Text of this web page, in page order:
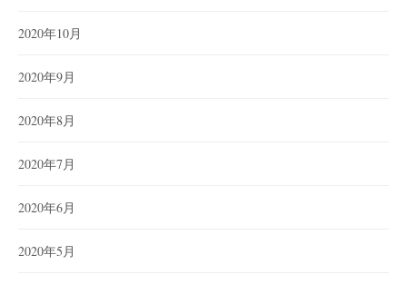
2020年10月
2020年9月
2020年8月
2020年7月
2020年6月
2020年5月